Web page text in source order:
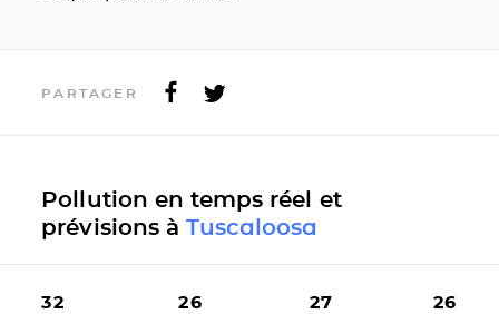
PARTAGER
Pollution en temps réel et
prévisions à Tuscaloosa
32 26 27 26